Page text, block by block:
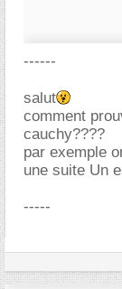
------
salut
comment
cauchy????
par exemple
une suite Un
-----